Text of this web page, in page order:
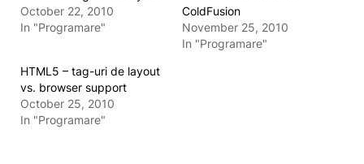
October 22, 2010
In "Programare"
ColdFusion
November 25, 2010
In "Programare"
HTML5 – tag-uri de layout
vs. browser support
October 25, 2010
In "Programare"